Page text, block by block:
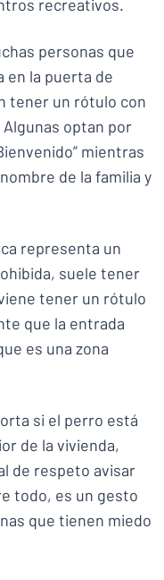
recreativos.
personas que
en la puerta de
tener un rótulo con
optan por
mientras
de la familia y
representa un
suele tener
tener un rótulo
que la entrada
es una zona
si el perro está
de la vivienda,
de respeto avisar
todo, es un gesto
que tienen miedo